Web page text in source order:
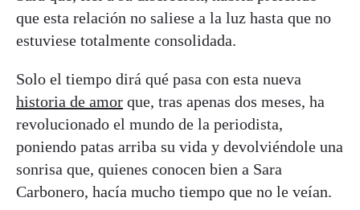
que esta relación no saliese a la luz hasta que no
estuviese totalmente consolidada.
Solo el tiempo dirá qué pasa con esta nueva
historia de amor que, tras apenas dos meses, ha
revolucionado el mundo de la periodista,
poniendo patas arriba su vida y devolviéndole una
sonrisa que, quienes conocen bien a Sara
Carbonero, hacía mucho tiempo que no le veían.